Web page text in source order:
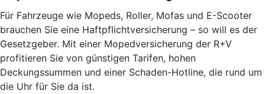
Für Fahrzeuge wie Mopeds, Roller, Mofas und E-Scooter
brauchen Sie eine Haftpflichtversicherung – so will es der
Gesetzgeber. Mit einer Mopedversicherung der R+V
profitieren Sie von günstigen Tarifen, hohen
Deckungssummen und einer Schaden-Hotline, die rund um
die Uhr für Sie da ist.